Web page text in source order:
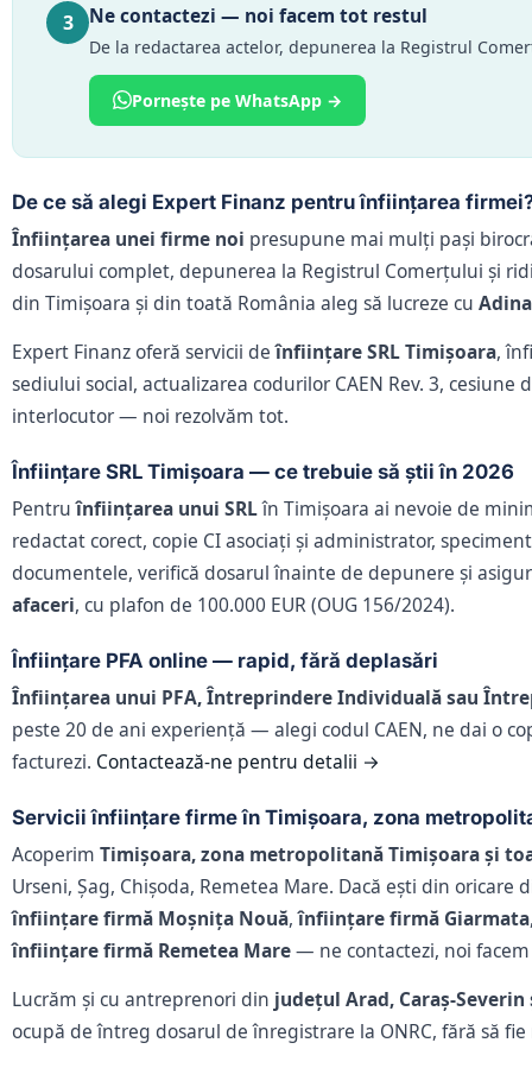
3 Ne contactezi — noi facem tot restul
De la redactarea actelor, depunerea la Registrul
Pornește pe WhatsApp →
De ce să alegi Expert Finanz pentru înființarea
Înființarea unei firme noi presupune mai mulți pași
dosarului complet, depunerea la Registrul Comerțului și
din Timișoara și din toată România aleg să lucreze cu
Expert Finanz oferă servicii deînființare SRL Timișoara,
sediului social, actualizarea codurilor CAEN Rev. 3,
interlocutor — noi rezolvăm tot.
Înființare SRL Timișoara — ce trebuie să știi în 2026
Pentruînființarea unui SRLîn Timișoara ai nevoie de
redactat corect, copie CI asociați și administrator,
documentele, verifică dosarul înainte de depunere și
afaceri, cu plafon de 100.000 EUR (OUG 156/2024).
Înființare PFA online — rapid, fără deplasări
Înființarea unui PFA, Întreprindere Individuală sau
peste 20 de ani experiență — alegi codul CAEN, ne dai o
facturezi. Contactează-ne pentru detalii →
Servicii înființare firme în Timișoara, zona
Acoperim Timișoara, zona metropolitană Timișoara și
Urseni, Șag, Chișoda, Remetea Mare. Dacă ești din
înființare firmă Moșnița Nouă,înființare firmă Giarmata
înființare firmă Remetea Mare— ne contactezi, noi
Lucrăm și cu antreprenori din județul Arad, Caraș-
ocupă de întreg dosarul de înregistrare la ONRC, fără să